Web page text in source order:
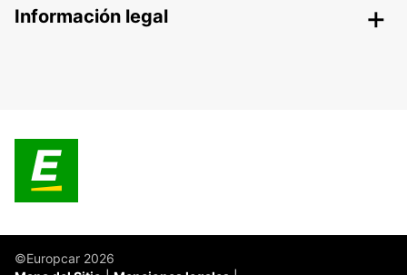
Información legal
©Europcar 2026